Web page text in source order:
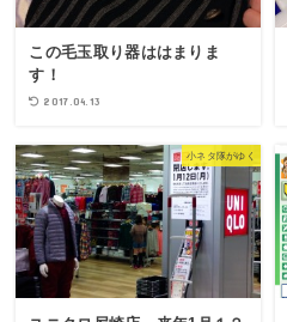
この毛玉取り器ははまりま
す！
2017.04.13
小ネタ隊がゆく